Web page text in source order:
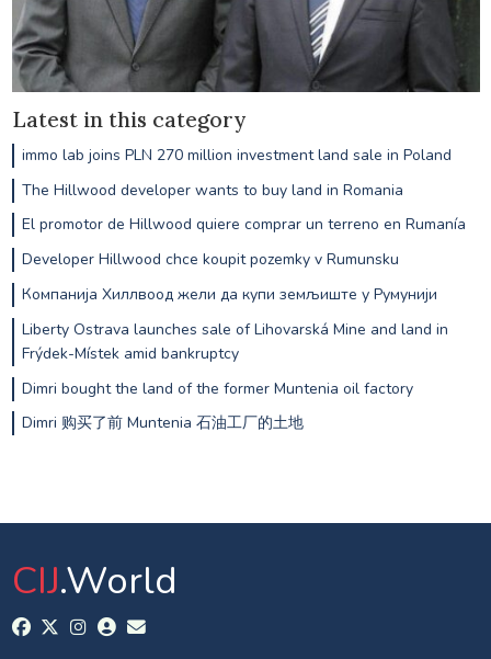
Latest in this category
immo lab joins PLN 270 million investment land sale in Poland
The Hillwood developer wants to buy land in Romania
El promotor de Hillwood quiere comprar un terreno en Rumanía
Developer Hillwood chce koupit pozemky v Rumunsku
Компанија Хиллвоод жели да купи земљиште у Румунији
Liberty Ostrava launches sale of Lihovarská Mine and land in
Frýdek-Místek amid bankruptcy
Dimri bought the land of the former Muntenia oil factory
Dimri 购买了前 Muntenia 石油工厂的土地
CIJ.World